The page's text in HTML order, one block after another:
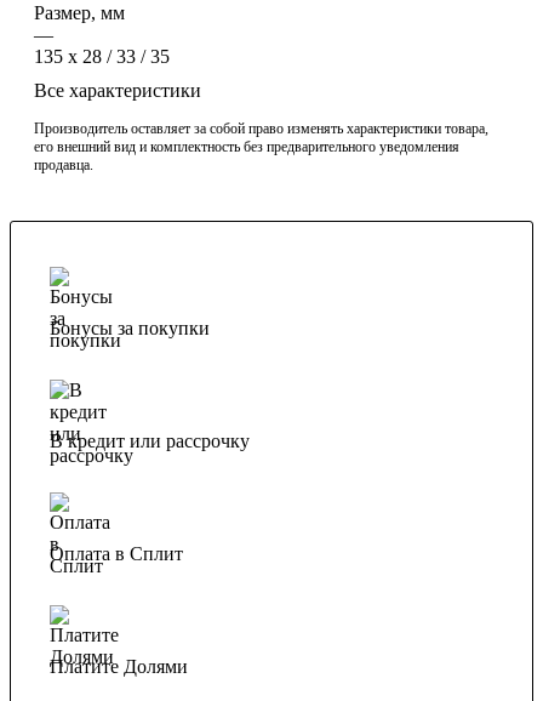
Размер, мм
—
135 x 28 / 33 / 35
Все характеристики
Производитель оставляет за собой право изменять характеристики товара,
его внешний вид и комплектность без предварительного уведомления
продавца.
Бонусы за покупки
В кредит или рассрочку
Оплата в Сплит
Платите Долями